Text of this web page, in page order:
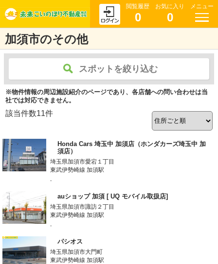
閲覧履歴
0
お気に入り
0
メニュー
加須市のその他
スポットを絞り込む
※物件情報の周辺施設紹介のページであり、各店舗への問い合わせは当
社では対応できません。
該当件数11件
Honda Cars 埼玉中 加須店（ホンダカーズ埼玉中 加
須店）
埼玉県加須市愛宕１丁目
東武伊勢崎線 加須駅
-
auショップ 加須 [ UQ モバイル取扱店]
埼玉県加須市諏訪２丁目
東武伊勢崎線 加須駅
-
パシオス
埼玉県加須市大門町
東武伊勢崎線 加須駅